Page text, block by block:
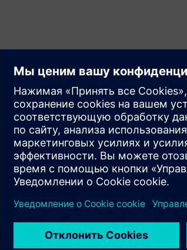
Движение
Build
Расширяет возможности
Xcelerator, формируя новый
новое решение для
продуктов клиента и